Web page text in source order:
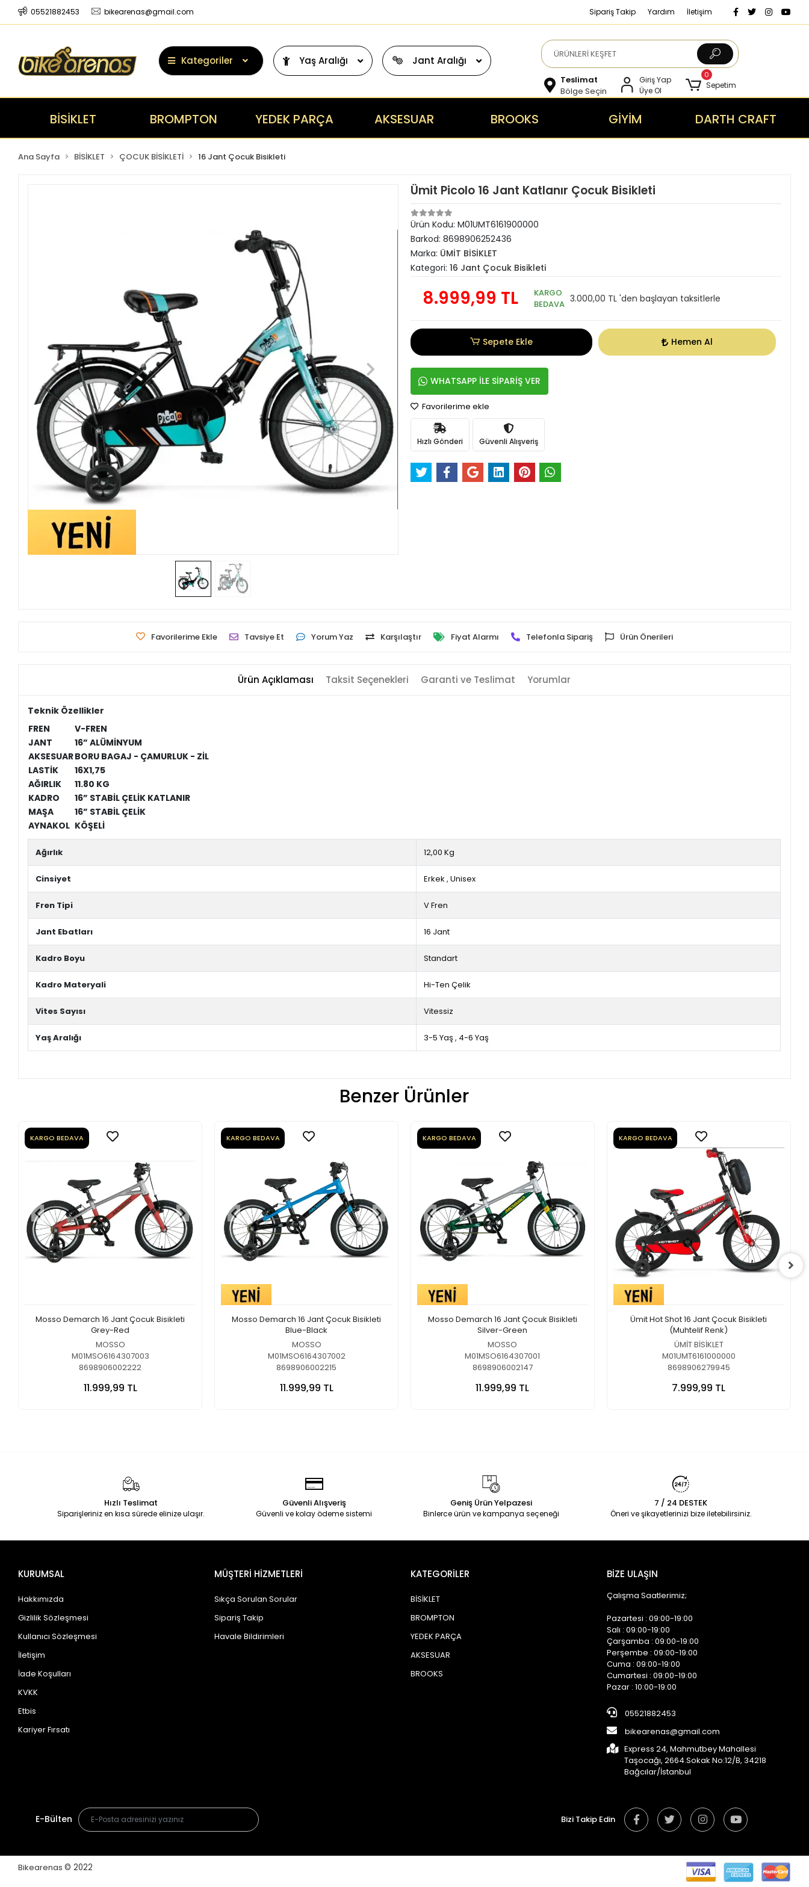
05521882453 bikearenas@gmail.com Sipariş Takip Yardım İletişim
Kategoriler Yaş Aralığı Jant Aralığı
Teslimat
Bölge Seçin
Giriş Yap
Üye Ol
0
Sepetim
BİSİKLET BROMPTON YEDEK PARÇA AKSESUAR BROOKS GİYİM DARTH CRAFT
Ana Sayfa BİSİKLET ÇOCUK BİSİKLETİ 16 Jant Çocuk Bisikleti
Ümit Picolo 16 Jant Katlanır Çocuk Bisikleti
Ürün Kodu: M01UMT6161900000
Barkod: 8698906252436
Marka: ÜMİT BİSİKLET
Kategori: 16 Jant Çocuk Bisikleti
8.999,99 TL
KARGO
BEDAVA 3.000,00 TL 'den başlayan taksitlerle
Sepete Ekle Hemen Al
WHATSAPP İLE SİPARİŞ VER
Favorilerime ekle
Hızlı Gönderi Güvenli Alışveriş
Favorilerime Ekle Tavsiye Et Yorum Yaz Karşılaştır Fiyat Alarmı Telefonla Sipariş Ürün Önerileri
Ürün Açıklaması Taksit Seçenekleri Garanti ve Teslimat Yorumlar
Teknik Özellikler
FREN
V-FREN
JANT
16” ALÜMİNYUM
AKSESUARBORU BAGAJ - ÇAMURLUK - ZİL
LASTİK
16X1,75
AĞIRLIK
11.80 KG
KADRO
16” STABİL ÇELİK KATLANIR
MAŞA
16” STABİL ÇELİK
AYNAKOL KÖŞELİ
Ağırlık 12,00 Kg
Cinsiyet Erkek ,Unisex
Fren Tipi V Fren
Jant Ebatları 16 Jant
Kadro Boyu Standart
Kadro Materyali Hi-Ten Çelik
Vites Sayısı Vitessiz
Yaş Aralığı 3-5 Yaş , 4-6 Yaş
Benzer Ürünler
KARGO BEDAVA
Mosso Demarch 16 Jant Çocuk Bisikleti
Grey-Red
MOSSO
M01MSO6164307003
8698906002222
11.999,99 TL
KARGO BEDAVA
Mosso Demarch 16 Jant Çocuk Bisikleti
Blue-Black
MOSSO
M01MSO6164307002
8698906002215
11.999,99 TL
KARGO BEDAVA
Mosso Demarch 16 Jant Çocuk Bisikleti
Silver-Green
MOSSO
M01MSO6164307001
8698906002147
11.999,99 TL
KARGO BEDAVA
Ümit Hot Shot 16 Jant Çocuk Bisikleti
(Muhtelif Renk)
ÜMİT BİSİKLET
M01UMT6161000000
8698906279945
7.999,99 TL
Hızlı Teslimat
Siparişleriniz en kısa sürede elinize ulaşır.
Güvenli Alışveriş
Güvenli ve kolay ödeme sistemi
Geniş Ürün Yelpazesi
Binlerce ürün ve kampanya seçeneği
7 / 24 DESTEK
Öneri ve şikayetlerinizi bize iletebilirsiniz.
KURUMSAL
Hakkımızda
Gizlilik Sözleşmesi
Kullanıcı Sözleşmesi
İletişim
İade Koşulları
KVKK
Etbis
Kariyer Fırsatı
MÜŞTERİ HİZMETLERİ
Sıkça Sorulan Sorular
Sipariş Takip
Havale Bildirimleri
KATEGORİLER
BİSİKLET
BROMPTON
YEDEK PARÇA
AKSESUAR
BROOKS
BİZE ULAŞIN
Çalışma Saatlerimiz;
Pazartesi : 09:00-19:00
Salı : 09:00-19:00
Çarşamba : 09:00-19:00
Perşembe : 09:00-19:00
Cuma : 09:00-19:00
Cumartesi : 09:00-19:00
Pazar : 10:00-19:00
05521882453
bikearenas@gmail.com
Express 24, Mahmutbey Mahallesi
Taşocağı, 2664.Sokak No:12/B, 34218
Bağcılar/İstanbul
E-Bülten Bizi Takip Edin
Bikearenas© 2022